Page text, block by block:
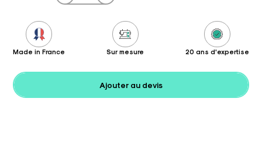
Made in France Sur mesure 20 ans d'expertise
Ajouter au devis